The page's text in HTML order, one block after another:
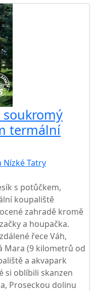
soukromý
termální
Nízké Tatry
s potůčkem,
koupaliště
zahradě kromě
a houpačka.
řece Váh,
Mara (9 kilometrů od
a akvapark
si oblíbili skanzen
Proseckou dolinu